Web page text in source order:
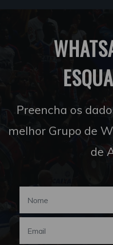
Preencha os
melhor Grupo de
de